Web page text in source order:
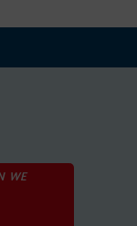
WE